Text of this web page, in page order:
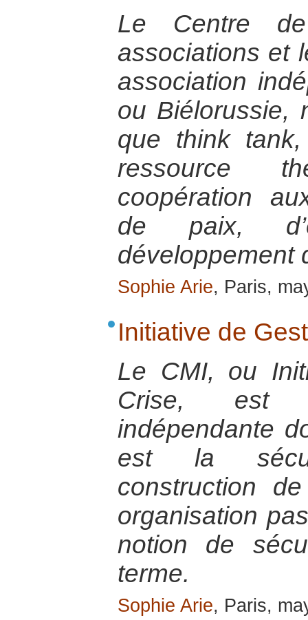
Le Centre
associations et
association
ou Biélorussie,
que think
ressource
coopération
de paix,
développement
Sophie Arie, Paris,
Initiative de
Le CMI, ou
Crise, est
indépendante
est la
construction
organisation
notion de
terme.
Sophie Arie, Paris,